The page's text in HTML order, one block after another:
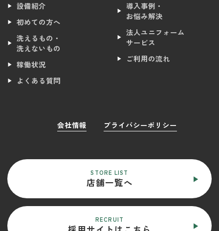
設備紹介
初めての方へ
洗えるもの・
洗えないもの
稼働状況
よくある質問
導入事例・
お悩み解決
法人ユニフォーム
サービス
ご利用の流れ
会社情報 プライバシーポリシー
STORE LIST
店舗一覧へ
RECRUIT